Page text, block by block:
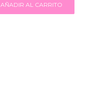
AÑADIR AL CARRITO